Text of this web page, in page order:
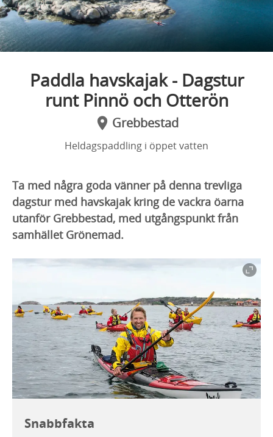
Paddla havskajak - Dagstur
runt Pinnö och Otterön
Grebbestad
Heldagspaddling i öppet vatten
Ta med några goda vänner på denna trevliga
dagstur med havskajak kring de vackra öarna
utanför Grebbestad, med utgångspunkt från
samhället Grönemad.
Snabbfakta